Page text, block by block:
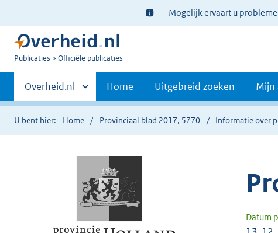
Ter
informatie:
Mogelijk ervaart u
U
Publicaties Officiële publicaties
Primaire
navigatie
Andere
sites
binnen
Overheid.nl Home Uitgebreid zoeken Mijn
U bent hier: Home Provinciaal blad 2017, 5770 Informatie over
Datum